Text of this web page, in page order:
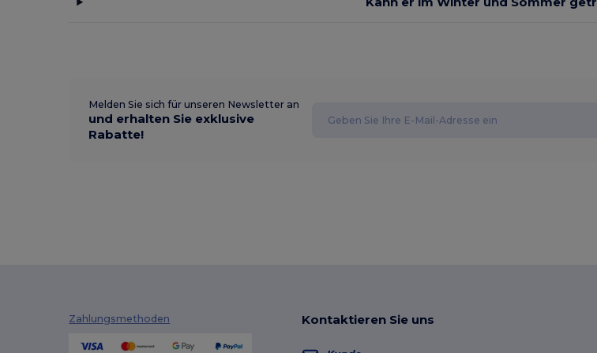
Melden Sie sich für unseren Newsletter an
und erhalten Sie exklusive
Rabatte!
Zahlungsmethoden Kontaktieren Sie uns